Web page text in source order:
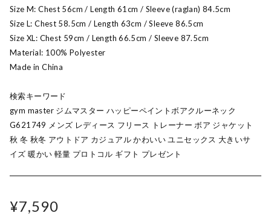
Size M: Chest 56cm / Length 61cm / Sleeve (raglan) 84.5cm
Size L: Chest 58.5cm / Length 63cm / Sleeve 86.5cm
Size XL: Chest 59cm / Length 66.5cm / Sleeve 87.5cm
Material: 100% Polyester
Made in China
検索キーワード
gym master ジムマスター ハッピーペイントボアクルーネック
G621749 メンズ レディース フリース トレーナー ボア ジャケット
秋 冬 秋冬 アウトドア カジュアル かわいい ユニセックス 大きいサ
イズ 暖かい 軽量 プロトコル ギフト プレゼント
¥7,590